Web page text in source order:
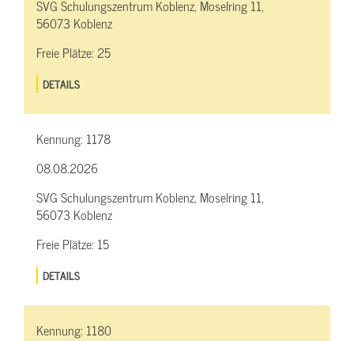
SVG Schulungszentrum Koblenz, Moselring 11,
56073 Koblenz
Freie Plätze:25
DETAILS
Kennung: 1178
08.08.2026
SVG Schulungszentrum Koblenz, Moselring 11,
56073 Koblenz
Freie Plätze: 15
DETAILS
Kennung: 1180